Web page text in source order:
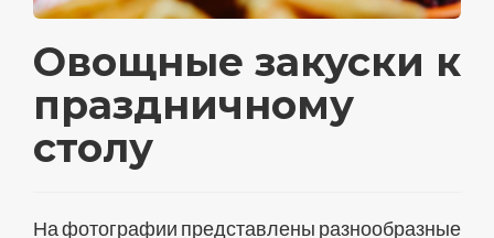
Овощные закуски к
праздничному
столу
На фотографии представлены разнообразные